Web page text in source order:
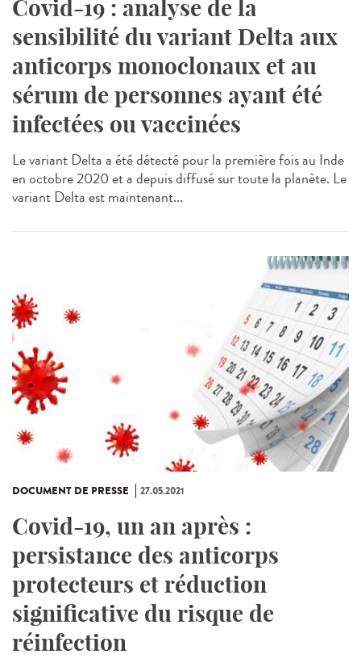
Covid-19 : analyse de la
sensibilité du variant Delta aux
anticorps monoclonaux et au
sérum de personnes ayant été
infectées ou vaccinées
Le variant Delta a été détecté pour la première fois au Inde
en octobre 2020 et a depuis diffusé sur toute la planète. Le
variant Delta est maintenant...
DOCUMENT DE PRESSE 27.05.2021
Covid-19, un an après :
persistance des anticorps
protecteurs et réduction
significative du risque de
réinfection